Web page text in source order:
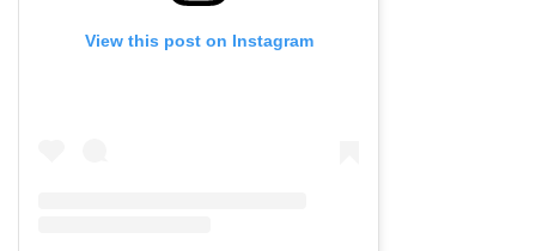
View this post on Instagram